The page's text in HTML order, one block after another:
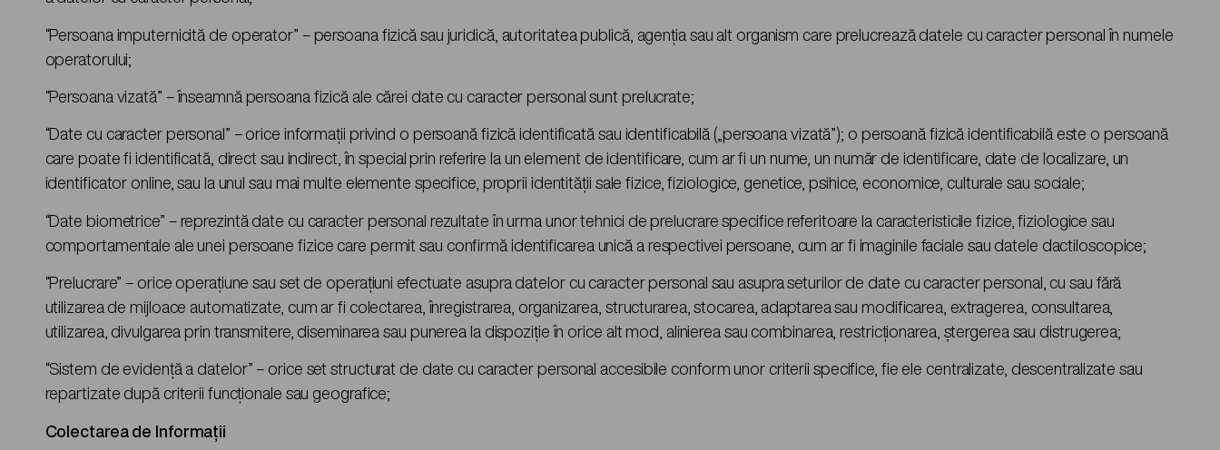
“Persoana imputernicită de operator” – persoana fizică sau juridică, autoritatea publică, agenţia sau alt organism care prelucrează datele cu caracter personal în numele
operatorului;
“Persoana vizată” – înseamnă persoana fizică ale cărei date cu caracter personal sunt prelucrate;
“Date cu caracter personal” – orice informaţii privind o persoană fizică identificată sau identificabilă („persoana vizată”); o persoană fizică identificabilă este o persoană
care poate fi identificată, direct sau indirect, în special prin referire la un element de identificare, cum ar fi un nume, un număr de identificare, date de localizare, un
identificator online, sau la unul sau mai multe elemente specifice, proprii identităţii sale fizice, fiziologice, genetice, psihice, economice, culturale sau sociale;
“Date biometrice” – reprezintă date cu caracter personal rezultate în urma unor tehnici de prelucrare specifice referitoare la caracteristicile fizice, fiziologice sau
comportamentale ale unei persoane fizice care permit sau confirmă identificarea unică a respectivei persoane, cum ar fi imaginile faciale sau datele dactiloscopice;
“Prelucrare” – orice operaţiune sau set de operaţiuni efectuate asupra datelor cu caracter personal sau asupra seturilor de date cu caracter personal, cu sau fără
utilizarea de mijloace automatizate, cum ar fi colectarea, înregistrarea, organizarea, structurarea, stocarea, adaptarea sau modificarea, extragerea, consultarea,
utilizarea, divulgarea prin transmitere, diseminarea sau punerea la dispoziţie în orice alt mod, alinierea sau combinarea, restricţionarea, ştergerea sau distrugerea;
“Sistem de evidență a datelor” – orice set structurat de date cu caracter personal accesibile conform unor criterii specifice, fie ele centralizate, descentralizate sau
repartizate după criterii funcţionale sau geografice;
Colectarea de Informații